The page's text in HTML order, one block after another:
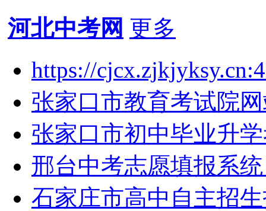
河北中考网 更多
https://
张家口市教育考试院
张家口市初中毕业升
邢台中考志愿填报系
石家庄市高中自主招